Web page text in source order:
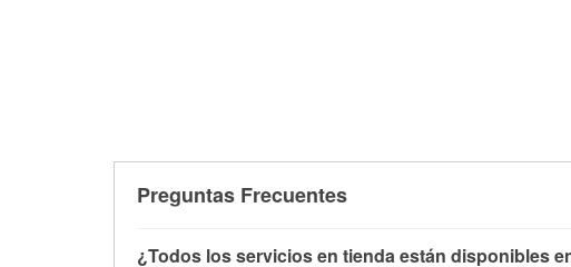
Preguntas Frecuentes
¿Todos los servicios en tienda están disponibles